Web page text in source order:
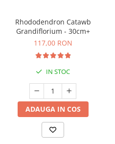
Rhododendron Catawb
Grandiflorium - 30cm+
117,00 RON
IN STOC
ADAUGA IN COS